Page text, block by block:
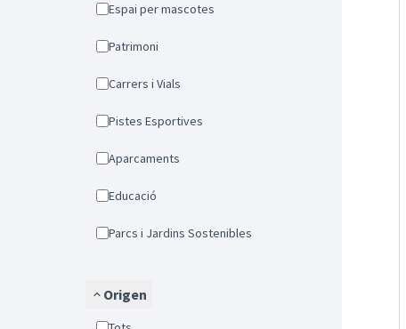
Espai per mascotes
Patrimoni
Carrers i Vials
Pistes Esportives
Aparcaments
Educació
Parcs i Jardins Sostenibles
Origen